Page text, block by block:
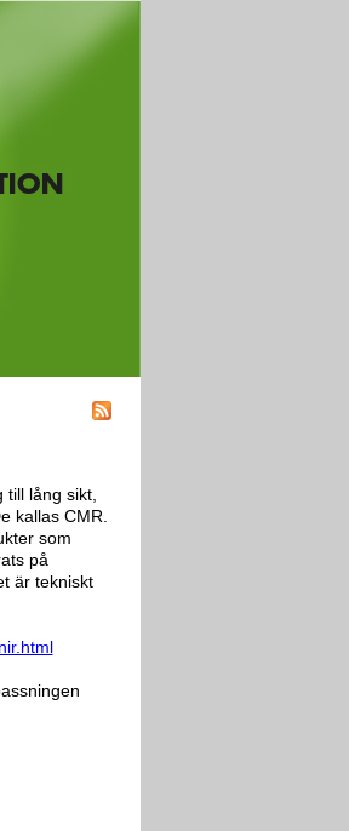
lång sikt,
kallas CMR.
som
på
är tekniskt